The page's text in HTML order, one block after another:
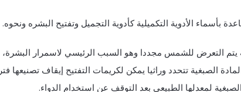
بأسماء الأدوية التكميلية كأدوية التجميل وتفتيح البشره ونحوه.
يتم التعرض للشمس مجددا وهو السبب الرئيسي لاسمرار البشرة،
الصبغية تتحدد وراثيا يمكن لكريمات التفتيح إيقاف تصنيعها
الصبغية لمعدلها الطبيعي بعد التوقف عن استخدام الدواء.